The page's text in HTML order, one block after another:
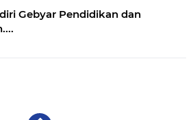
Gebyar Pendidikan dan